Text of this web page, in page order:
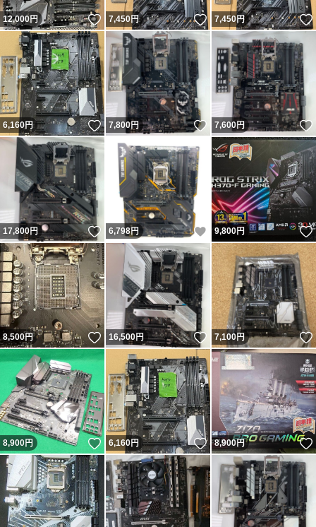
12,000円 いいね！
7,450円 いいね！
7,450円
6,160円 いいね！
7,800円 いいね！
7,600円
17,800円 いいね！
6,798円 いいね！
9,800円
8,500円 いいね！
16,500円 いいね！
7,100円
8,900円 いいね！
6,160円 いいね！
8,900円